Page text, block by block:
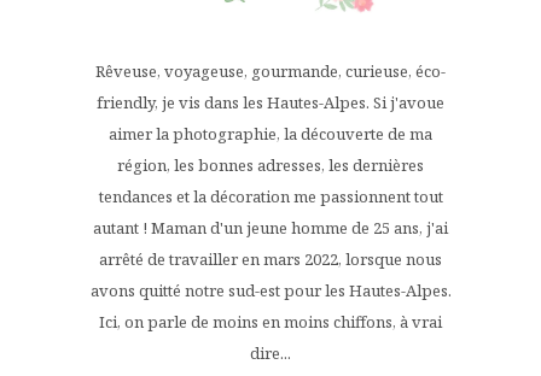
Rêveuse, voyageuse, gourmande, curieuse, éco-
friendly, je vis dans les Hautes-Alpes. Si j'avoue
aimer la photographie, la découverte de ma
région, les bonnes adresses, les dernières
tendances et la décoration me passionnent tout
autant ! Maman d'un jeune homme de 25 ans, j'ai
arrêté de travailler en mars 2022, lorsque nous
avons quitté notre sud-est pour les Hautes-Alpes.
Ici, on parle de moins en moins chiffons, à vrai
dire...